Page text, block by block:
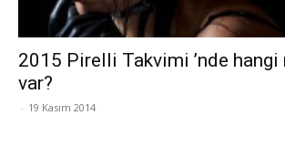
2015 Pirelli Takvimi ’nde hangi
var?
- 19 Kasım 2014